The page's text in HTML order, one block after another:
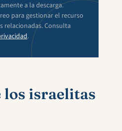
a la descarga.
para gestionar el recurso
relacionadas. Consulta
.
israelitas